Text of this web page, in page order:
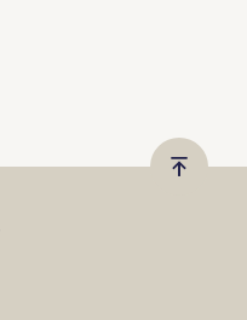
Vissza